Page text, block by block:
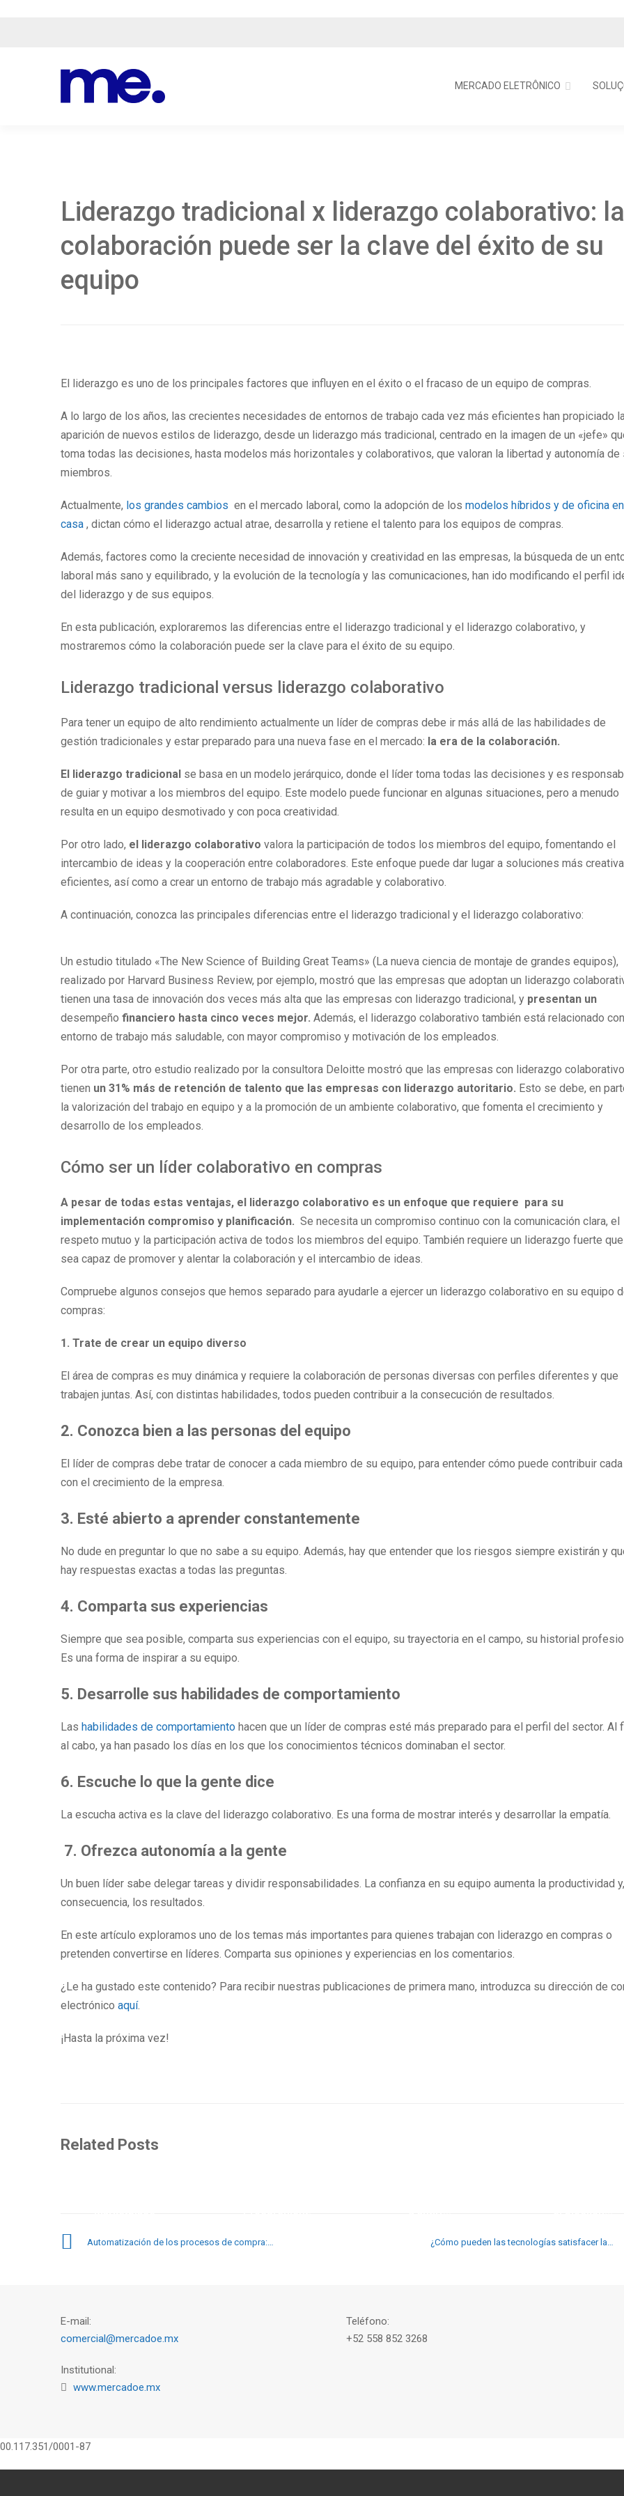
MERCADO ELETRÔNICO
Liderazgo tradicional x liderazgo colaborativo: la
colaboración puede ser la clave del éxito de su
equipo
El liderazgo es uno de los principales factores que influyen en el éxito o el fracaso de un equipo de compras.
A lo largo de los años, las crecientes necesidades de entornos de trabajo cada vez más eficientes han propiciado
aparición de nuevos estilos de liderazgo, desde un liderazgo más tradicional, centrado en la imagen de un «jefe»
toma todas las decisiones, hasta modelos más horizontales y colaborativos, que valoran la libertad y autonomía de
miembros.
Actualmente, los grandes cambios en el mercado laboral, como la adopción de los modelos híbridos y de oficina en
casa , dictan cómo el liderazgo actual atrae, desarrolla y retiene el talento para los equipos de compras.
Además, factores como la creciente necesidad de innovación y creatividad en las empresas, la búsqueda de un
laboral más sano y equilibrado, y la evolución de la tecnología y las comunicaciones, han ido modificando el perfil
del liderazgo y de sus equipos.
En esta publicación, exploraremos las diferencias entre el liderazgo tradicional y el liderazgo colaborativo, y
mostraremos cómo la colaboración puede ser la clave para el éxito de su equipo.
Liderazgo tradicional versus liderazgo colaborativo
Para tener un equipo de alto rendimiento actualmente un líder de compras debe ir más allá de las habilidades de
gestión tradicionales y estar preparado para una nueva fase en el mercado: la era de la colaboración.
El liderazgo tradicional se basa en un modelo jerárquico, donde el líder toma todas las decisiones y es
de guiar y motivar a los miembros del equipo. Este modelo puede funcionar en algunas situaciones, pero a menudo
resulta en un equipo desmotivado y con poca creatividad.
Por otro lado, el liderazgo colaborativo valora la participación de todos los miembros del equipo, fomentando el
intercambio de ideas y la cooperación entre colaboradores. Este enfoque puede dar lugar a soluciones más
eficientes, así como a crear un entorno de trabajo más agradable y colaborativo.
A continuación, conozca las principales diferencias entre el liderazgo tradicional y el liderazgo colaborativo:
Un estudio titulado «The New Science of Building Great Teams» (La nueva ciencia de montaje de grandes equipos),
realizado por Harvard Business Review, por ejemplo, mostró que las empresas que adoptan un liderazgo
tienen una tasa de innovación dos veces más alta que las empresas con liderazgo tradicional, y presentan un
desempeño financiero hasta cinco veces mejor. Además, el liderazgo colaborativo también está relacionado
entorno de trabajo más saludable, con mayor compromiso y motivación de los empleados.
Por otra parte, otro estudio realizado por la consultora Deloitte mostró que las empresas con liderazgo colaborativo
tienen un 31% más de retención de talento que las empresas con liderazgo autoritario. Esto se debe, en
la valorización del trabajo en equipo y a la promoción de un ambiente colaborativo, que fomenta el crecimiento y
desarrollo de los empleados.
Cómo ser un líder colaborativo en compras
A pesar de todas estas ventajas, el liderazgo colaborativo es un enfoque que requiere para su
implementación compromiso y planificación. Se necesita un compromiso continuo con la comunicación clara, el
respeto mutuo y la participación activa de todos los miembros del equipo. También requiere un liderazgo fuerte que
sea capaz de promover y alentar la colaboración y el intercambio de ideas.
Compruebe algunos consejos que hemos separado para ayudarle a ejercer un liderazgo colaborativo en su equipo
compras:
1. Trate de crear un equipo diverso
El área de compras es muy dinámica y requiere la colaboración de personas diversas con perfiles diferentes y que
trabajen juntas. Así, con distintas habilidades, todos pueden contribuir a la consecución de resultados.
2. Conozca bien a las personas del equipo
El líder de compras debe tratar de conocer a cada miembro de su equipo, para entender cómo puede contribuir cada
con el crecimiento de la empresa.
3. Esté abierto a aprender constantemente
No dude en preguntar lo que no sabe a su equipo. Además, hay que entender que los riesgos siempre existirán y
hay respuestas exactas a todas las preguntas.
4. Comparta sus experiencias
Siempre que sea posible, comparta sus experiencias con el equipo, su trayectoria en el campo, su historial
Es una forma de inspirar a su equipo.
5. Desarrolle sus habilidades de comportamiento
Las habilidades de comportamiento hacen que un líder de compras esté más preparado para el perfil del sector. Al
al cabo, ya han pasado los días en los que los conocimientos técnicos dominaban el sector.
6. Escuche lo que la gente dice
La escucha activa es la clave del liderazgo colaborativo. Es una forma de mostrar interés y desarrollar la empatía.
7. Ofrezca autonomía a la gente
Un buen líder sabe delegar tareas y dividir responsabilidades. La confianza en su equipo aumenta la productividad
consecuencia, los resultados.
En este artículo exploramos uno de los temas más importantes para quienes trabajan con liderazgo en compras o
pretenden convertirse en líderes. Comparta sus opiniones y experiencias en los comentarios.
¿Le ha gustado este contenido? Para recibir nuestras publicaciones de primera mano, introduzca su dirección de
electrónico aquí.
¡Hasta la próxima vez!
Related Posts
¿Cómo pueden las tecnologías satisfacer las necesidades futuras del supply chain?
Automatización de los procesos de compra: ¿Qué es y cómo implementarlo en su empresa?
E-mail:
comercial@mercadoe.mx
Institutional:
www.mercadoe.mx
Teléfono:
+52 558 852 3268
00.117.351/0001-87